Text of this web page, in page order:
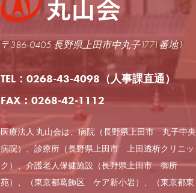
〒386-0405 長野県上田市中丸子1771番地1
TEL：0268-43-4098 （人事課直通）
FAX：0268-42-1112
医療法人 丸山会は、病院（長野県上田市 丸子中央
病院）、診療所（長野県上田市 上田透析クリニッ
ク）、介護老人保健施設（長野県上田市 御所
苑）、（東京都葛飾区 ケア新小岩）、（東京都東